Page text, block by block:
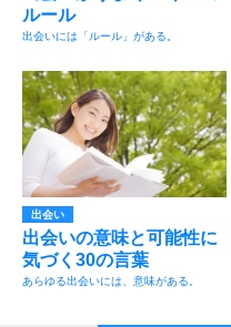
ルール
出会いには「ルール」がある。
出会い
出会いの意味と可能性に
気づく30の言葉
あらゆる出会いには、意味がある。